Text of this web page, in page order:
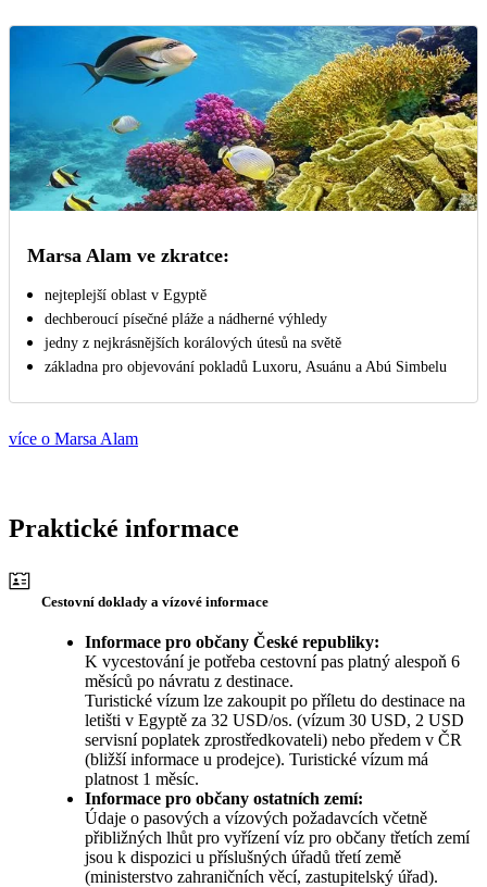
Marsa Alam ve zkratce:
nejteplejší oblast v Egyptě
dechberoucí písečné pláže a nádherné výhledy
jedny z nejkrásnějších korálových útesů na světě
základna pro objevování pokladů Luxoru, Asuánu a Abú Simbelu
více o Marsa Alam
Praktické informace
Cestovní doklady a vízové informace
Informace pro občany České republiky:
K vycestování je potřeba cestovní pas platný alespoň 6
měsíců po návratu z destinace.
Turistické vízum lze zakoupit po příletu do destinace na
letišti v Egyptě za 32 USD/os. (vízum 30 USD, 2 USD
servisní poplatek zprostředkovateli) nebo předem v ČR
(bližší informace u prodejce). Turistické vízum má
platnost 1 měsíc.
Informace pro občany ostatních zemí:
Údaje o pasových a vízových požadavcích včetně
přibližných lhůt pro vyřízení víz pro občany třetích zemí
jsou k dispozici u příslušných úřadů třetí země
(ministerstvo zahraničních věcí, zastupitelský úřad).